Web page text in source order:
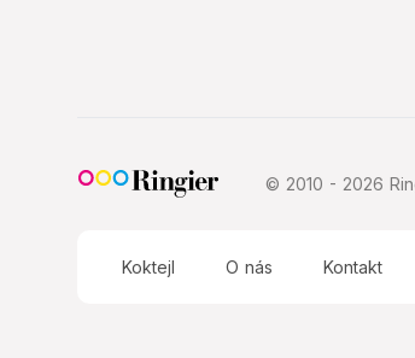
© 2010 - 2026
Koktejl O nás Kontakt